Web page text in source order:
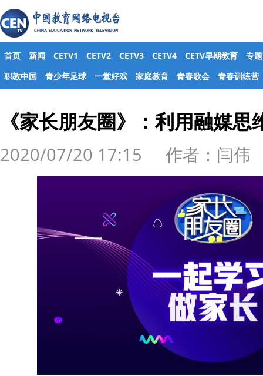
首页 新闻 CETV1 CETV2 CETV3 CETV4 CETV早期教育
专题
职教中国
青少年足球 一堂好戏 家庭教育 青春歌会 青春训练营
《家长朋友圈》：利用融媒
2020/07/20 17:15 作者：闫伟